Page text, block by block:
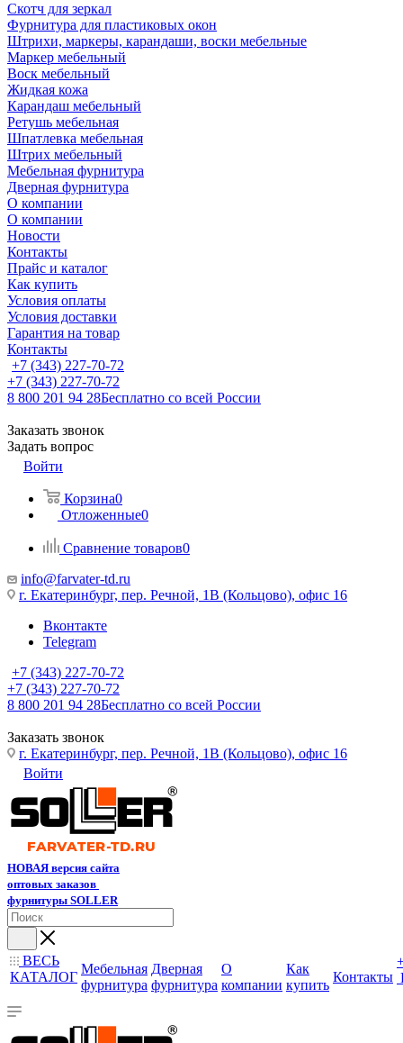
Скотч для зеркал
Фурнитура для пластиковых окон
Штрихи, маркеры, карандаши, воски мебельные
Маркер мебельный
Воск мебельный
Жидкая кожа
Карандаш мебельный
Ретушь мебельная
Шпатлевка мебельная
Штрих мебельный
Мебельная фурнитура
Дверная фурнитура
О компании
О компании
Новости
Контакты
Прайс и каталог
Как купить
Условия оплаты
Условия доставки
Гарантия на товар
Контакты
+7 (343) 227-70-72
+7 (343) 227-70-72
8 800 201 94 28Бесплатно со всей России
Заказать звонок
Задать вопрос
Войти
Корзина0
Отложенные0
Сравнение товаров0
info@farvater-td.ru
г. Екатеринбург, пер. Речной, 1В (Кольцово), офис 16
Вконтакте
Telegram
+7 (343) 227-70-72
+7 (343) 227-70-72
8 800 201 94 28Бесплатно со всей России
Заказать звонок
г. Екатеринбург, пер. Речной, 1В (Кольцово), офис 16
Войти
НОВАЯ версия сайта
оптовых заказов
фурнитуры SOLLER
ВЕСЬ
КАТАЛОГ
Мебельная
фурнитура
Дверная
фурнитура
О
компании
Как
купить
Контакты